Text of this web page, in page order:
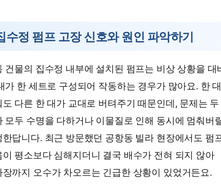
수정 펌프 고장 신호와 원인 파악하기
건물의 집수정 내부에 설치된 펌프는 비상 상황을 대
가 한 세트로 구성되어 작동하는 경우가 많아요. 한
도 다른 한 대가 교대로 버텨주기 때문인데, 문제는 두
모두 수명을 다하거나 이물질로 인해 동시에 멈춰버
한답니다. 최근 방문했던 공항동 빌라 현장에서도 펌
이 평소보다 심해지더니 결국 배수가 전혀 되지 않아
장까지 오수가 차오르는 긴급한 상황이 있었거든요.